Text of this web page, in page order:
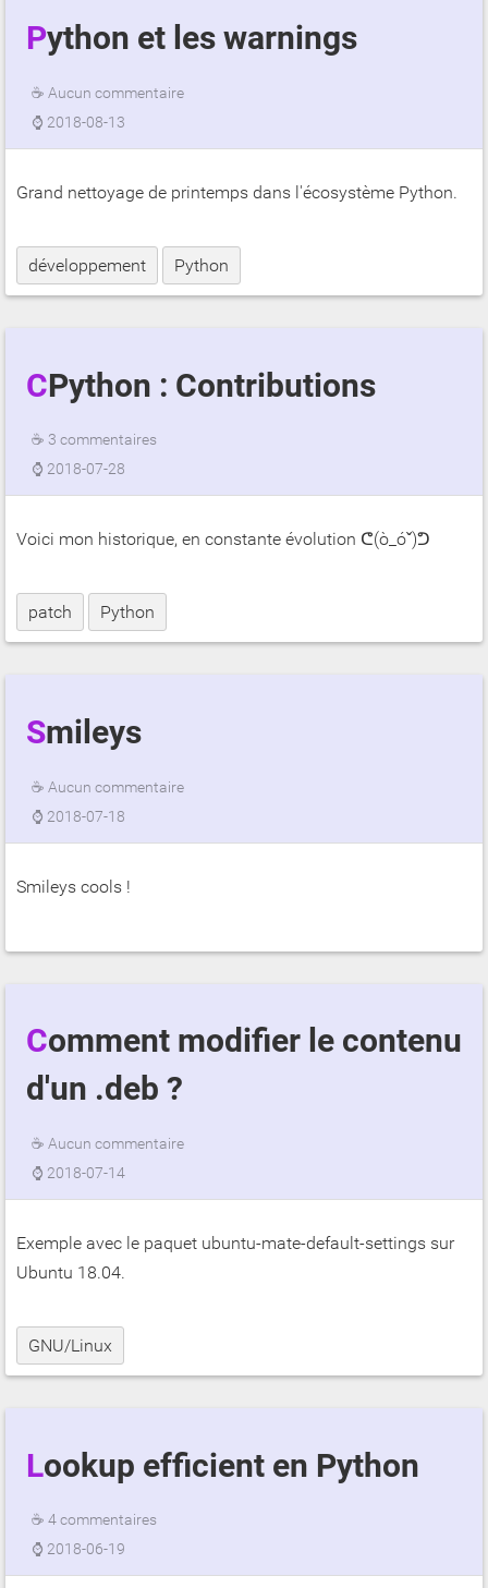
Python et les warnings
☕ Aucun commentaire
⌚ 2018-08-13
Grand nettoyage de printemps dans l'écosystème Python.
développement Python
CPython : Contributions
☕ 3 commentaires
⌚ 2018-07-28
Voici mon historique, en constante évolution ᕦ(ò_óˇ)ᕤ
patch Python
Smileys
☕ Aucun commentaire
⌚ 2018-07-18
Smileys cools !
Comment modifier le contenu
d'un .deb ?
☕ Aucun commentaire
⌚ 2018-07-14
Exemple avec le paquet ubuntu-mate-default-settings sur
Ubuntu 18.04.
GNU/Linux
Lookup efficient en Python
☕ 4 commentaires
⌚ 2018-06-19